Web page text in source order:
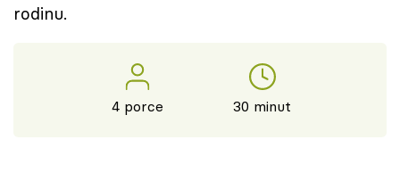
rodinu.
4 porce 30 minut